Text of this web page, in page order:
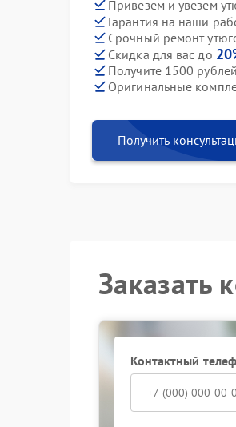
Привезем и увезем
Гарантия на наши
Срочный ремонт
Скидка для вас до
Получите 1500
Оригинальные
Получить
Заказать
Контактный